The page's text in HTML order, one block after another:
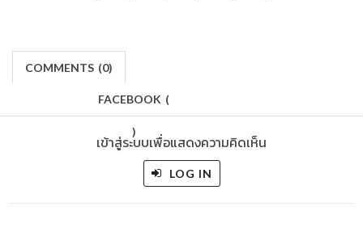
COMMENTS (0)
FACEBOOK (
)
เข้าสู่ระบบเพื่อแสดงความคิดเห็น
LOG IN